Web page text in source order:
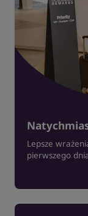
Lepsze
pierwszego